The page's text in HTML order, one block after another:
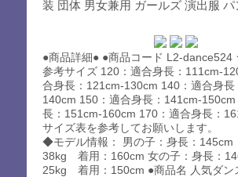
装 団体 男女兼用 ガールズ 演出服 パ
●商品詳細● ●商品コード L2-
参考サイズ 120：適合身長：111cm-
合身長：121cm-130cm 140：適合身長
140cm 150：適合身長：141cm-
長：151cm-160cm 170：適合身長：
サイズ表を参考してお願いします。
◆モデル情報： 男の子：身長：145cm
38kg 着用：160cm 女の子：身長：
25kg 着用：150cm ●商品名 人気ダ